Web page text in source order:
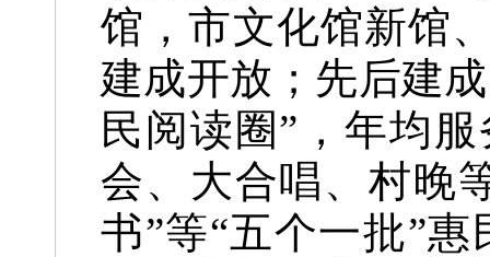
馆，市文化馆新馆
建成开放；先后建
民阅读圈”，年均
会、大合唱、村晚
书”等“五个一批”